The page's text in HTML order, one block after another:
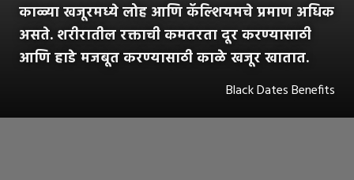
काळ्या खजूरमध्ये लोह आणि कॅल्शियमचे प्रमाण अधिक
असते. शरीरातील रक्ताची कमतरता दूर करण्यासाठी
आणि हाडे मजबूत करण्यासाठी काळे खजूर खातात.
Black Dates Benefits